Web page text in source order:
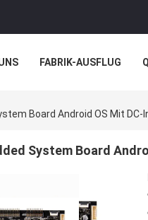
FABRIK-AUSFLUG
Board Android OS Mit
System Board